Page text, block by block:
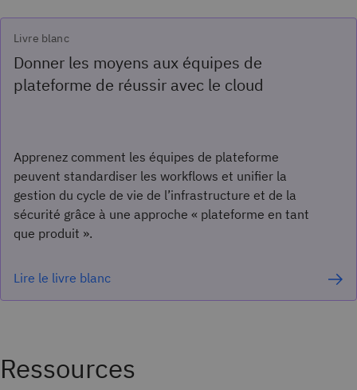
Livre blanc
Donner les moyens aux équipes de
plateforme de réussir avec le cloud
Apprenez comment les équipes de plateforme
peuvent standardiser les workflows et unifier la
gestion du cycle de vie de l’infrastructure et de la
sécurité grâce à une approche « plateforme en tant
que produit ».
Lire le livre blanc
Ressources